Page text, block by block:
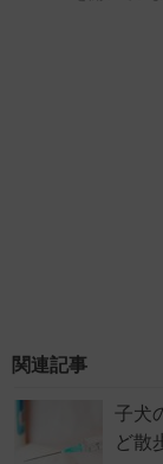
関連記事
子犬
ど散